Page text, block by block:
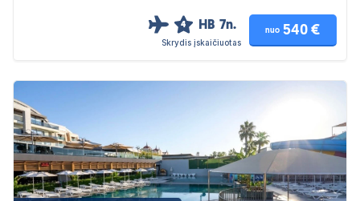
4 HB 7n.
Skrydis įskaičiuotas
nuo 540 €